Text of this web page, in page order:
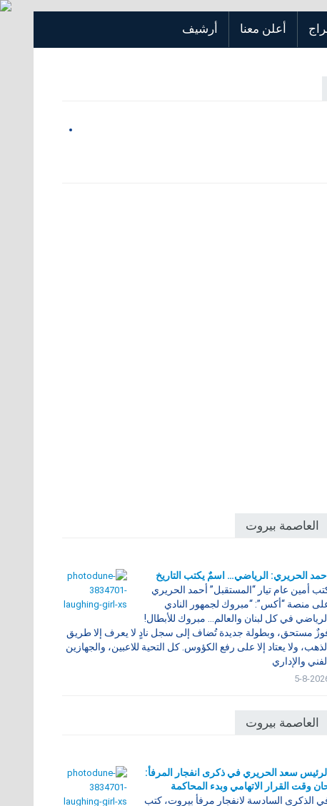
أعلن معنا أرشيف
العاصمة بيروت
أحمد الحريري: الرياضي… اسمٌ يكتب التاريخ
أمين عام تيار “المستقبل” أحمد الحريري
منصة “أكس”: “مبروك لجمهور النادي
في كل لبنان والعالم… مبروك للأبطال!
مستحق، وبطولة جديدة تُضاف إلى سجل نادٍ لا يعرف إلا طريق
ولا يعتاد إلا على رفع الكؤوس. كل التحية للاعبين، والجهازين
والإداري
5-8-
العاصمة بيروت
الرئيس سعد الحريري في ذكرى انفجار المرفأ:
وقت القرار الاتهامي وبدء المحاكمة
الذكرى السادسة لانفجار مرفأ بيروت، كتب